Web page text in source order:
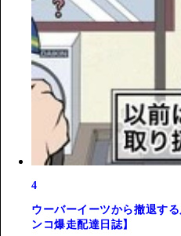
4
ウーバーイーツから撤退す
ンコ爆走配達日誌】